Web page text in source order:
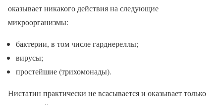
оказывает никакого действия на следующие
микроорганизмы:
бактерии, в том числе гарднереллы;
вирусы;
простейшие (трихомонады).
Нистатин практически не всасывается и оказывает только